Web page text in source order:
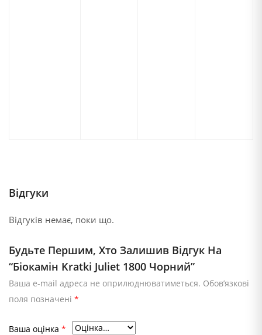
Відгуки
Відгуків немає, поки що.
Будьте Першим, Хто Залишив Відгук На
“Біокамін Kratki Juliet 1800 Чорний”
Ваша e-mail адреса не оприлюднюватиметься. Обов’язкові
поля позначені *
Ваша оцінка *